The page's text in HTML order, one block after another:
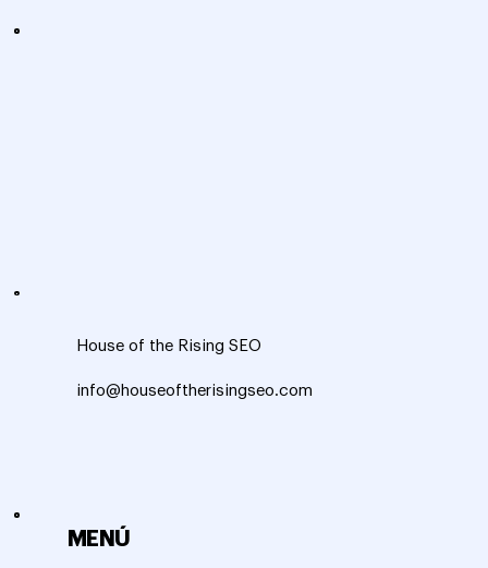
MENÚ
House of the Rising SEO
info@houseoftherisingseo.com